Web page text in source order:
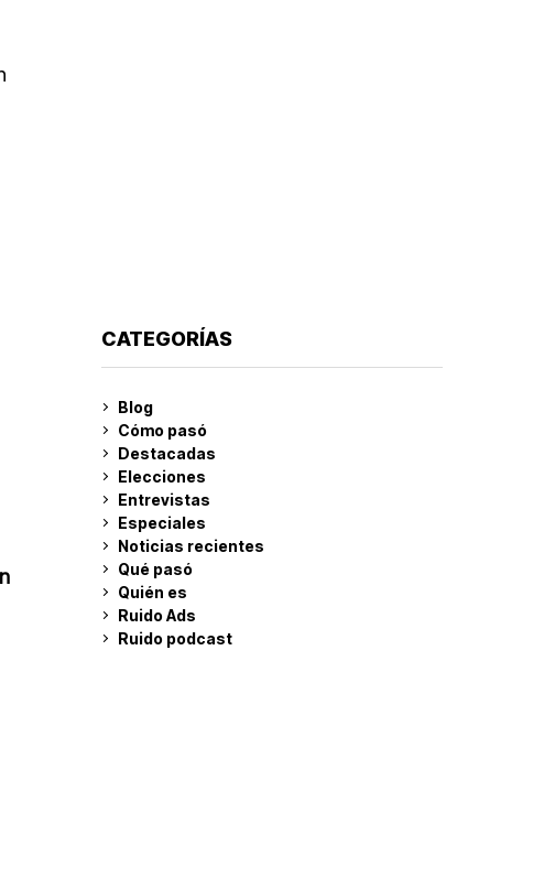
CATEGORÍAS
Blog
Cómo pasó
Destacadas
Elecciones
Entrevistas
Especiales
Noticias recientes
Qué pasó
Quién es
Ruido Ads
Ruido podcast